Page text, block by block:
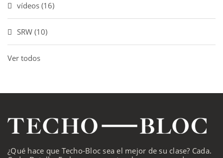
vídeos (16)
SRW (10)
Ver todos
¿Qué hace que Techo-Bloc sea el mejor de su clase? Cada.